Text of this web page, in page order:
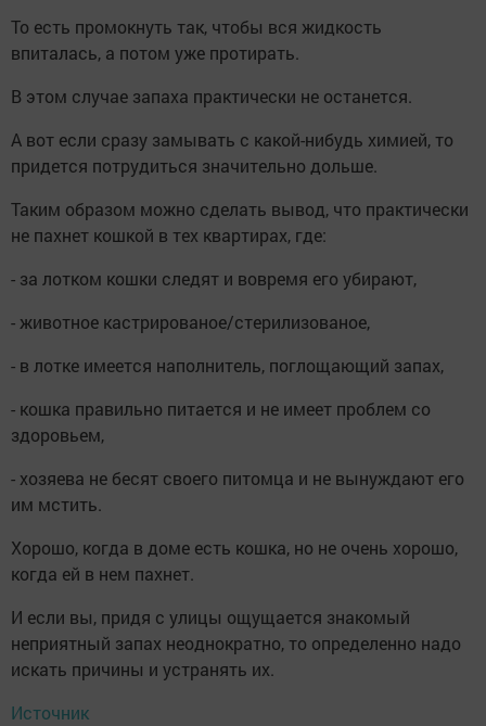
То есть промокнуть так, чтобы вся жидкость
впиталась, а потом уже протирать.
В этом случае запаха практически не останется.
А вот если сразу замывать с какой-нибудь химией, то
придется потрудиться значительно дольше.
Таким образом можно сделать вывод, что практически
не пахнет кошкой в тех квартирах, где:
- за лотком кошки следят и вовремя его убирают,
- животное кастрированое/стерилизованое,
- в лотке имеется наполнитель, поглощающий запах,
- кошка правильно питается и не имеет проблем со
здоровьем,
- хозяева не бесят своего питомца и не вынуждают его
им мстить.
Хорошо, когда в доме есть кошка, но не очень хорошо,
когда ей в нем пахнет.
И если вы, придя с улицы ощущается знакомый
неприятный запах неоднократно, то определенно надо
искать причины и устранять их.
Источник